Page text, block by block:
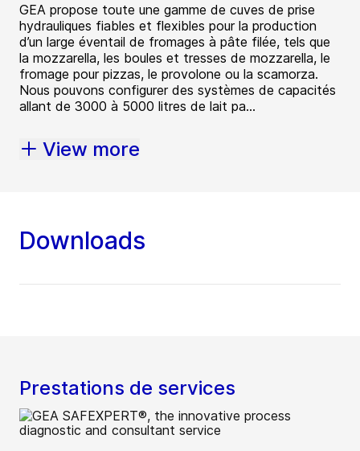
GEA propose toute une gamme de cuves de prise
hydrauliques fiables et flexibles pour la production
d’un large éventail de fromages à pâte filée, tels que
la mozzarella, les boules et tresses de mozzarella, le
fromage pour pizzas, le provolone ou la scamorza.
Nous pouvons configurer des systèmes de capacités
allant de 3000 à 5000 litres de lait pa...
View more
Downloads
Prestations de services